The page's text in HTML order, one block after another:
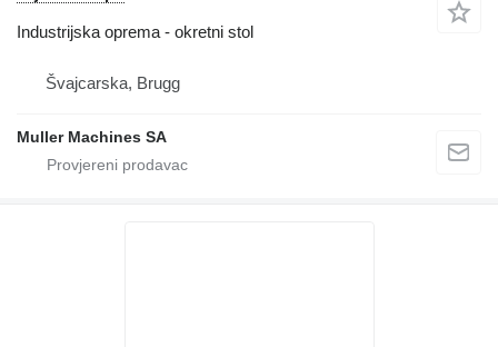
Industrijska oprema - okretni stol
Švајcarska, Brugg
Muller Machines SA